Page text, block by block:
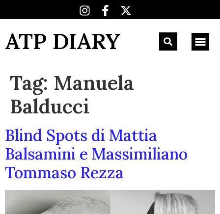
ATP DIARY
Tag: Manuela
Balducci
Blind Spots di Mattia
Balsamini e Massimiliano
Tommaso Rezza